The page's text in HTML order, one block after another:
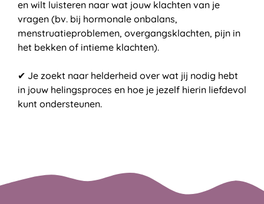
en wilt luisteren naar wat jouw klachten van je
vragen (bv. bij hormonale onbalans,
menstruatieproblemen, overgangsklachten, pijn in
het bekken of intieme klachten).
✔ Je zoekt naar helderheid over wat jij nodig hebt
in jouw helingsproces en hoe je jezelf hierin liefdevol
kunt ondersteunen.